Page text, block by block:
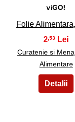
viGO!
Folie
2,53
Curatenie si
Alimentare